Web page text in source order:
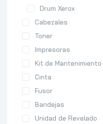
Drum Xerox
Cabezales
Toner
Impresoras
Kit de Mantenimiento
Cinta
Fusor
Bandejas
Unidad de Revelado